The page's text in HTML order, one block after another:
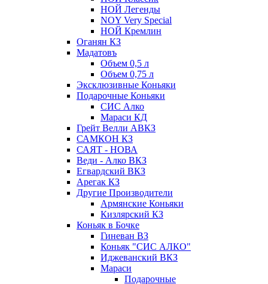
НОЙ Легенды
NOY Very Speсial
НОЙ Кремлин
Оганян КЗ
Мадатовъ
Объем 0,5 л
Объем 0,75 л
Эксклюзивные Коньяки
Подарочные Коньяки
СИС Алко
Мараси КД
Грейт Велли АВКЗ
САМКОН КЗ
САЯТ - НОВА
Веди - Алко ВКЗ
Егвардский ВКЗ
Арегак КЗ
Другие Производители
Армянские Коньяки
Кизлярский КЗ
Коньяк в Бочке
Гиневан ВЗ
Коньяк "СИС АЛКО"
Иджеванский ВКЗ
Мараси
Подарочные